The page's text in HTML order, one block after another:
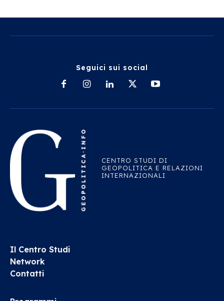
Seguici sui social
CENTRO STUDI DI
GEOPOLITICA E RELAZIONI
INTERNAZIONALI
Il Centro Studi
Network
Contatti